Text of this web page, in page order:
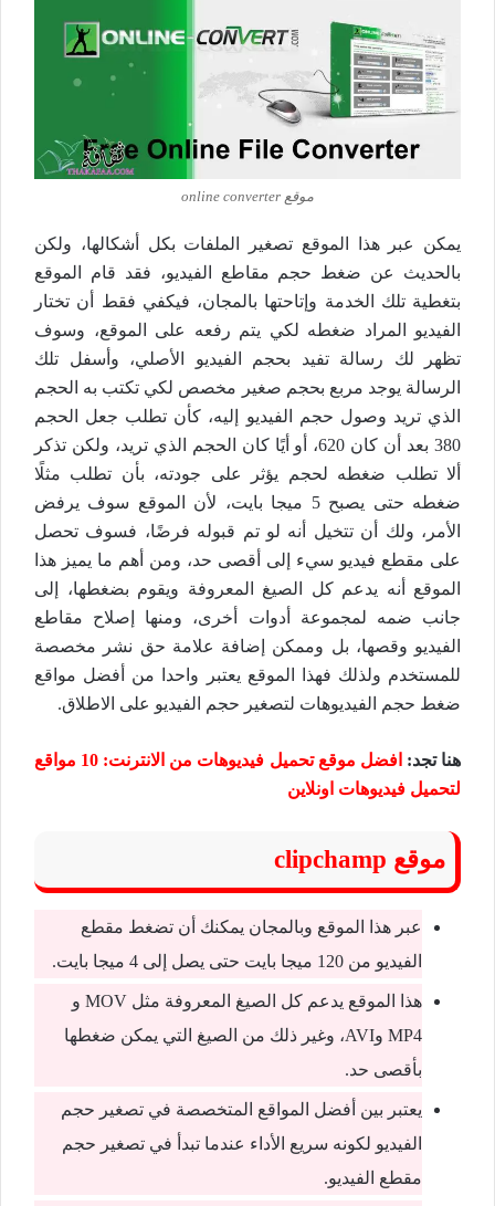
موقع online converter
يمكن عبر هذا الموقع تصغير الملفات بكل أشكالها، ولكن
بالحديث عن ضغط حجم مقاطع الفيديو، فقد قام الموقع
بتغطية تلك الخدمة وإتاحتها بالمجان، فيكفي فقط أن تختار
الفيديو المراد ضغطه لكي يتم رفعه على الموقع، وسوف
تظهر لك رسالة تفيد بحجم الفيديو الأصلي، وأسفل تلك
الرسالة يوجد مربع بحجم صغير مخصص لكي تكتب به الحجم
الذي تريد وصول حجم الفيديو إليه، كأن تطلب جعل الحجم
380 بعد أن كان 620، أو أيًا كان الحجم الذي تريد، ولكن تذكر
ألا تطلب ضغطه لحجم يؤثر على جودته، بأن تطلب مثلًا
ضغطه حتى يصبح 5 ميجا بايت، لأن الموقع سوف يرفض
الأمر، ولك أن تتخيل أنه لو تم قبوله فرضًا، فسوف تحصل
على مقطع فيديو سيء إلى أقصى حد، ومن أهم ما يميز هذا
الموقع أنه يدعم كل الصيغ المعروفة ويقوم بضغطها، إلى
جانب ضمه لمجموعة أدوات أخرى، ومنها إصلاح مقاطع
الفيديو وقصها، بل وممكن إضافة علامة حق نشر مخصصة
للمستخدم ولذلك فهذا الموقع يعتبر واحدا من أفضل مواقع
ضغط حجم الفيديوهات لتصغير حجم الفيديو على الاطلاق.
هنا تجد:
افضل موقع تحميل فيديوهات من الانترنت: 10 مواقع
لتحميل فيديوهات اونلاين
موقع clipchamp
عبر هذا الموقع وبالمجان يمكنك أن تضغط مقطع
الفيديو من 120 ميجا بايت حتى يصل إلى 4 ميجا بايت.
هذا الموقع يدعم كل الصيغ المعروفة مثل MOV و
MP4 وAVI، وغير ذلك من الصيغ التي يمكن ضغطها
بأقصى حد.
يعتبر بين أفضل المواقع المتخصصة في تصغير حجم
الفيديو لكونه سريع الأداء عندما تبدأ في تصغير حجم
مقطع الفيديو.